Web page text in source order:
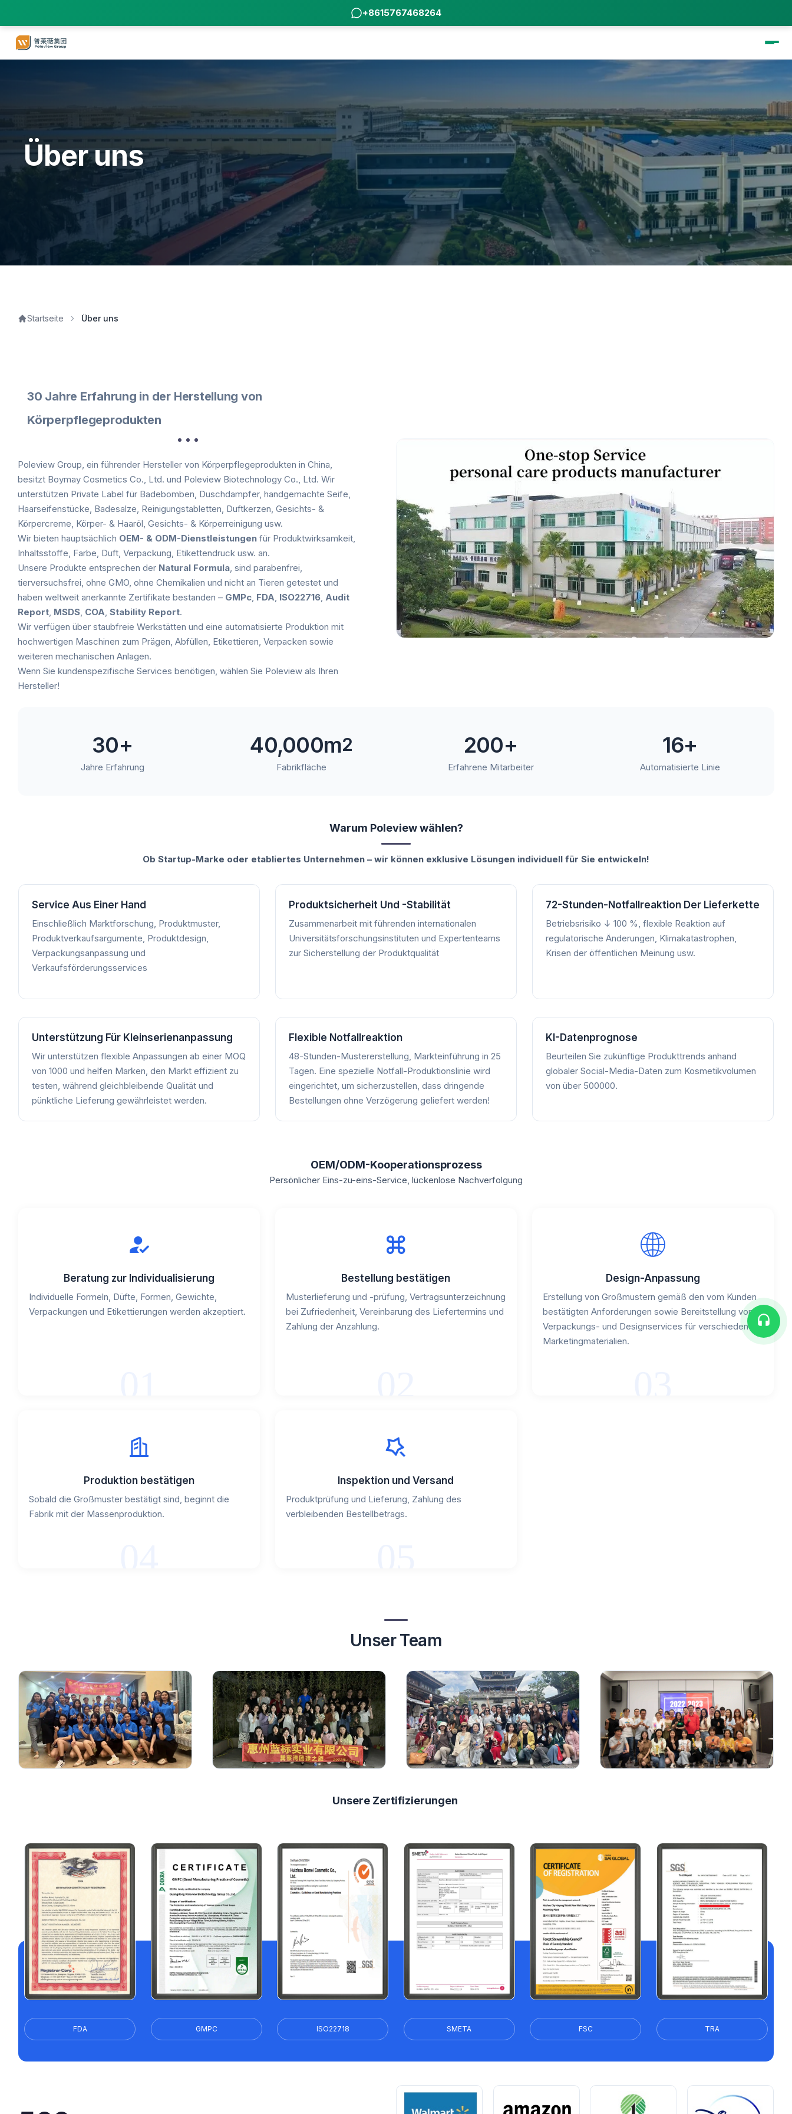
+8615767468264
Über uns
Startseite Über uns
30 Jahre Erfahrung in der Herstellung von
Körperpflegeprodukten
Poleview Group, ein führender Hersteller von Körperpflegeprodukten in China,
besitzt Boymay Cosmetics Co., Ltd. und Poleview Biotechnology Co., Ltd. Wir
unterstützen Private Label für Badebomben, Duschdampfer, handgemachte Seife,
Haarseifenstücke, Badesalze, Reinigungstabletten, Duftkerzen, Gesichts- &
Körpercreme, Körper- & Haaröl, Gesichts- & Körperreinigung usw.
Wir bieten hauptsächlich OEM- & ODM-Dienstleistungen für Produktwirksamkeit,
Inhaltsstoffe, Farbe, Duft, Verpackung, Etikettendruck usw. an.
Unsere Produkte entsprechen der Natural Formula, sind parabenfrei,
tierversuchsfrei, ohne GMO, ohne Chemikalien und nicht an Tieren getestet und
haben weltweit anerkannte Zertifikate bestanden – GMPc, FDA, ISO22716, Audit
Report, MSDS, COA, Stability Report.
Wir verfügen über staubfreie Werkstätten und eine automatisierte Produktion mit
hochwertigen Maschinen zum Prägen, Abfüllen, Etikettieren, Verpacken sowie
weiteren mechanischen Anlagen.
Wenn Sie kundenspezifische Services benötigen, wählen Sie Poleview als Ihren
Hersteller!
30+
Jahre Erfahrung
40,000m2
Fabrikfläche
200+
Erfahrene Mitarbeiter
16+
Automatisierte Linie
Warum Poleview wählen?
Ob Startup-Marke oder etabliertes Unternehmen – wir können exklusive Lösungen individuell für Sie entwickeln!
Service Aus Einer Hand
Einschließlich Marktforschung, Produktmuster,
Produktverkaufsargumente, Produktdesign,
Verpackungsanpassung und
Verkaufsförderungsservices
Produktsicherheit Und -stabilität
Zusammenarbeit mit führenden internationalen
Universitätsforschungsinstituten und Expertenteams
zur Sicherstellung der Produktqualität
72-Stunden-Notfallreaktion Der Lieferkette
Betriebsrisiko ↓ 100 %, flexible Reaktion auf
regulatorische Änderungen, Klimakatastrophen,
Krisen der öffentlichen Meinung usw.
Unterstützung Für Kleinserienanpassung
Wir unterstützen flexible Anpassungen ab einer MOQ
von 1000 und helfen Marken, den Markt effizient zu
testen, während gleichbleibende Qualität und
pünktliche Lieferung gewährleistet werden.
Flexible Notfallreaktion
48-Stunden-Mustererstellung, Markteinführung in 25
Tagen. Eine spezielle Notfall-Produktionslinie wird
eingerichtet, um sicherzustellen, dass dringende
Bestellungen ohne Verzögerung geliefert werden!
KI-Datenprognose
Beurteilen Sie zukünftige Produkttrends anhand
globaler Social-Media-Daten zum Kosmetikvolumen
von über 500000.
OEM/ODM-Kooperationsprozess
Persönlicher Eins-zu-eins-Service, lückenlose Nachverfolgung
Beratung zur Individualisierung
Individuelle Formeln, Düfte, Formen, Gewichte,
Verpackungen und Etikettierungen werden akzeptiert.
Bestellung bestätigen
Musterlieferung und -prüfung, Vertragsunterzeichnung
bei Zufriedenheit, Vereinbarung des Liefertermins und
Zahlung der Anzahlung.
Design-Anpassung
Erstellung von Großmustern gemäß den vom Kunden
bestätigten Anforderungen sowie Bereitstellung von
Verpackungs- und Designservices für verschiedene
Marketingmaterialien.
Produktion bestätigen
Sobald die Großmuster bestätigt sind, beginnt die
Fabrik mit der Massenproduktion.
Inspektion und Versand
Produktprüfung und Lieferung, Zahlung des
verbleibenden Bestellbetrags.
Unser Team
Unsere Zertifizierungen
FDA GMPC ISO22718 SMETA FSC TRA